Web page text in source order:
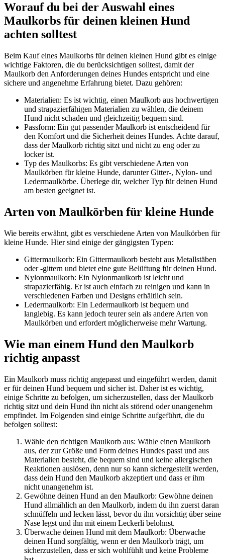
Worauf du bei der Auswahl eines
Maulkorbs für deinen kleinen Hund
achten solltest
Beim Kauf eines Maulkorbs für deinen kleinen Hund gibt es einige
wichtige Faktoren, die du berücksichtigen solltest, damit der
Maulkorb den Anforderungen deines Hundes entspricht und eine
sichere und angenehme Erfahrung bietet. Dazu gehören:
Materialien: Es ist wichtig, einen Maulkorb aus hochwertigen
und strapazierfähigen Materialien zu wählen, die deinem
Hund nicht schaden und gleichzeitig bequem sind.
Passform: Ein gut passender Maulkorb ist entscheidend für
den Komfort und die Sicherheit deines Hundes. Achte darauf,
dass der Maulkorb richtig sitzt und nicht zu eng oder zu
locker ist.
Typ des Maulkorbs: Es gibt verschiedene Arten von
Maulkörben für kleine Hunde, darunter Gitter-, Nylon- und
Ledermaulkörbe. Überlege dir, welcher Typ für deinen Hund
am besten geeignet ist.
Arten von Maulkörben für kleine Hunde
Wie bereits erwähnt, gibt es verschiedene Arten von Maulkörben für
kleine Hunde. Hier sind einige der gängigsten Typen:
Gittermaulkorb: Ein Gittermaulkorb besteht aus Metallstäben
oder -gittern und bietet eine gute Belüftung für deinen Hund.
Nylonmaulkorb: Ein Nylonmaulkorb ist leicht und
strapazierfähig. Er ist auch einfach zu reinigen und kann in
verschiedenen Farben und Designs erhältlich sein.
Ledermaulkorb: Ein Ledermaulkorb ist bequem und
langlebig. Es kann jedoch teurer sein als andere Arten von
Maulkörben und erfordert möglicherweise mehr Wartung.
Wie man einem Hund den Maulkorb
richtig anpasst
Ein Maulkorb muss richtig angepasst und eingeführt werden, damit
er für deinen Hund bequem und sicher ist. Daher ist es wichtig,
einige Schritte zu befolgen, um sicherzustellen, dass der Maulkorb
richtig sitzt und dein Hund ihn nicht als störend oder unangenehm
empfindet. Im Folgenden sind einige Schritte aufgeführt, die du
befolgen solltest:
Wähle den richtigen Maulkorb aus: Wähle einen Maulkorb
aus, der zur Größe und Form deines Hundes passt und aus
Materialien besteht, die bequem sind und keine allergischen
Reaktionen auslösen, denn nur so kann sichergestellt werden,
dass dein Hund den Maulkorb akzeptiert und dass er ihm
nicht unangenehm ist.
Gewöhne deinen Hund an den Maulkorb: Gewöhne deinen
Hund allmählich an den Maulkorb, indem du ihn zuerst daran
schnüffeln und lecken lässt, bevor du ihn vorsichtig über seine
Nase legst und ihn mit einem Leckerli belohnst.
Überwache deinen Hund mit dem Maulkorb: Überwache
deinen Hund sorgfältig, wenn er den Maulkorb trägt, um
sicherzustellen, dass er sich wohlfühlt und keine Probleme